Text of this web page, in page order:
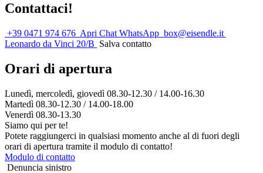
Contattaci!
+39 0471 974 676 Apri Chat WhatsApp box@eisendle.it
Leonardo da Vinci 20/B Salva contatto
Orari di apertura
Lunedì, mercoledì, giovedì 08.30-12.30 / 14.00-16.30
Martedì 08.30-12.30 / 14.00-18.00
Venerdì 08.30-13.30
Siamo qui per te!
Potete raggiungerci in qualsiasi momento anche al di fuori degli
orari di apertura tramite il modulo di contatto!
Modulo di contatto
Denuncia sinistro